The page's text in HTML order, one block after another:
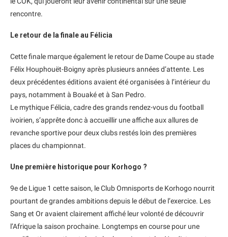
rencontre.
Le retour de la finale au Félicia
Cette finale marque également le retour de Dame Coupe au stade
Félix Houphouët-Boigny après plusieurs années d’attente. Les
deux précédentes éditions avaient été organisées à l’intérieur du
pays, notamment à Bouaké et à San Pedro.
Le mythique Félicia, cadre des grands rendez-vous du football
ivoirien, s’apprête donc à accueillir une affiche aux allures de
revanche sportive pour deux clubs restés loin des premières
places du championnat.
Une première historique pour Korhogo ?
9e de Ligue 1 cette saison, le Club Omnisports de Korhogo nourrit
pourtant de grandes ambitions depuis le début de l’exercice. Les
Sang et Or avaient clairement affiché leur volonté de découvrir
l’Afrique la saison prochaine. Longtemps en course pour une